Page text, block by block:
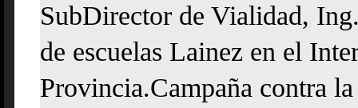
SubDirector de Vialidad,
de escuelas Lainez en el
Provincia.Campaña contra